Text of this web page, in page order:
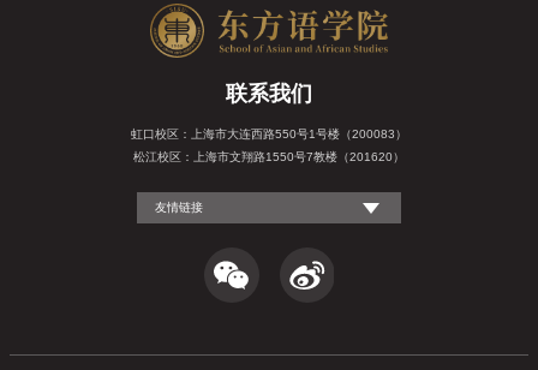
联系我们
虹口校区：上海市大连西路550号1号楼（200083）
松江校区：上海市文翔路1550号7教楼（201620）
友情链接